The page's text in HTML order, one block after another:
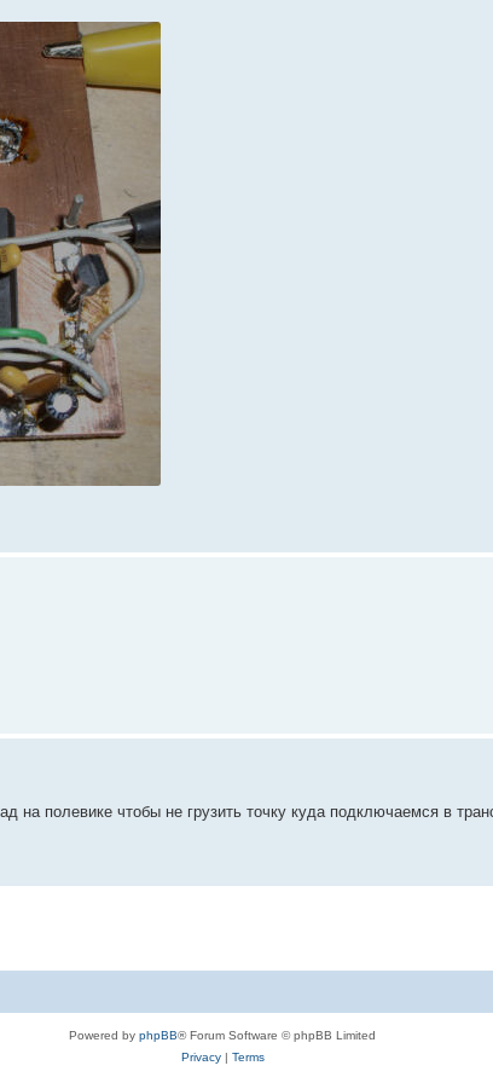
на полевике чтобы не грузить точку куда подключаемся в
Powered by phpBB® Forum Software © phpBB Limited
Privacy| Terms